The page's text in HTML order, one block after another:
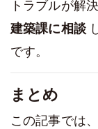
トラブルが解
建築課に相談
です。
まとめ
この記事では